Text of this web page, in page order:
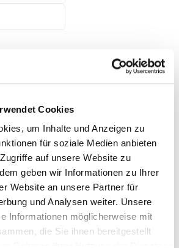
Cookies
um Inhalte und Anzeigen zu
für soziale Medien anbieten
auf unsere Website zu
geben wir Informationen zu Ihrer
Website an unsere Partner für
und Analysen weiter. Unsere
Informationen möglicherweise mit
die Sie ihnen bereitgestellt
x 3 mm PP 100